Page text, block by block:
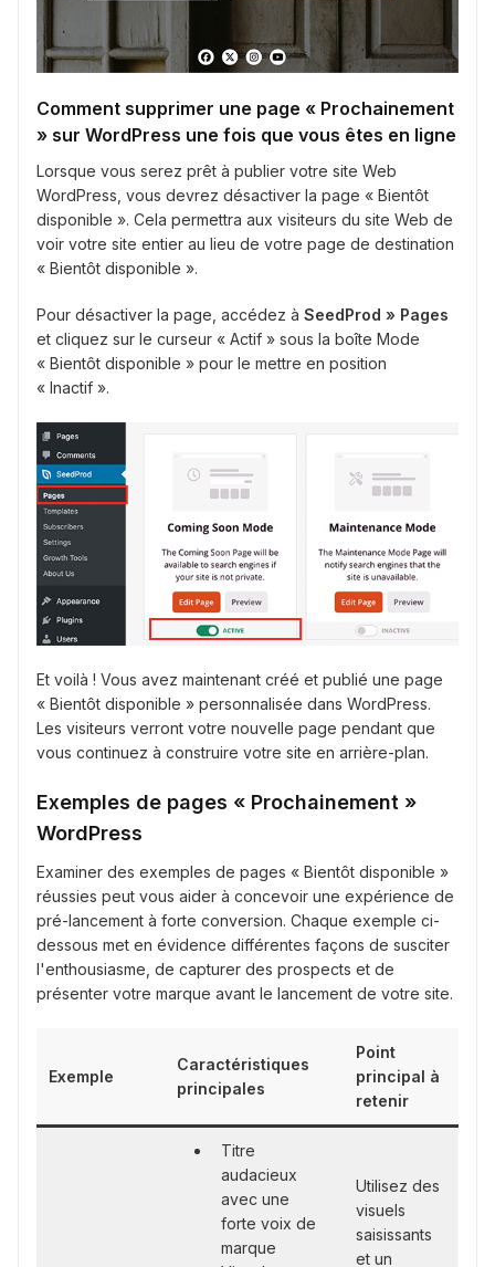
Comment supprimer une page « Prochainement
» sur WordPress une fois que vous êtes en ligne
Lorsque vous serez prêt à publier votre site Web
WordPress, vous devrez désactiver la page « Bientôt
disponible ». Cela permettra aux visiteurs du site Web de
voir votre site entier au lieu de votre page de destination
« Bientôt disponible ».
Pour désactiver la page, accédez à SeedProd » Pages
et cliquez sur le curseur « Actif » sous la boîte Mode
« Bientôt disponible » pour le mettre en position
« Inactif ».
Et voilà ! Vous avez maintenant créé et publié une page
« Bientôt disponible » personnalisée dans WordPress.
Les visiteurs verront votre nouvelle page pendant que
vous continuez à construire votre site en arrière-plan.
Exemples de pages « Prochainement »
WordPress
Examiner des exemples de pages « Bientôt disponible »
réussies peut vous aider à concevoir une expérience de
pré-lancement à forte conversion. Chaque exemple ci-
dessous met en évidence différentes façons de susciter
l'enthousiasme, de capturer des prospects et de
présenter votre marque avant le lancement de votre site.
Exemple
Caractéristiques
principales
Point
principal à
retenir
Titre
audacieux
avec une
forte voix de
marque
Utilisez des
visuels
saisissants
et un